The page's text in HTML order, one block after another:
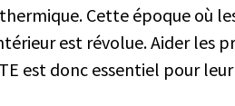
Cette époque où
est révolue. Aider les
est donc essentiel pour